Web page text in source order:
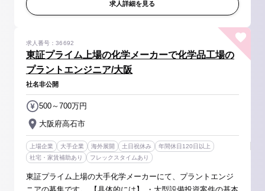
求人詳細を見る
東証プライム上場の化学メーカーで化学品工場の
プラントエンジニア/大阪
求人番号：36692
社名非公開
大阪府高石市
500～700万円
上場企業 大手企業 海外展開 土日祝休み
年間休日120日以上
社宅・家賃補助あり
フレックスタイムあり
東証プライム上場の大手化学メーカーにて、プラントエンジ